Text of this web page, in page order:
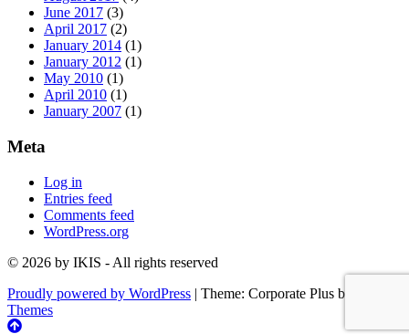
June 2017 (3)
April 2017 (2)
January 2014 (1)
January 2012 (1)
May 2010 (1)
April 2010 (1)
January 2007 (1)
Meta
Log in
Entries feed
Comments feed
WordPress.org
© 2026 by IKIS - All rights reserved
Proudly powered by WordPress | Theme: Corporate Plus by
Themes